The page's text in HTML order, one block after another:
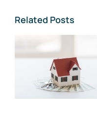
Related Posts